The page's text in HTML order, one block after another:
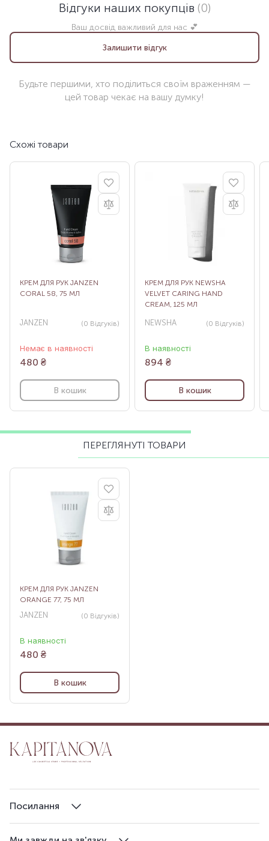
Відгуки наших покупців (0)
Ваш досвід важливий для нас 💕
Залишити відгук
Будьте першими, хто поділиться своїм враженням —
цей товар чекає на вашу думку!
Схожі товари
КРЕМ ДЛЯ РУК JANZEN
CORAL 58, 75 МЛ
JANZEN (0 Відгуків)
Немає в наявності
480 ₴
В кошик
КРЕМ ДЛЯ РУК NEWSHA
VELVET CARING HAND
CREAM, 125 МЛ
NEWSHA (0 Відгуків)
В наявності
894 ₴
В кошик
ПЕРЕГЛЯНУТІ ТОВАРИ
КРЕМ ДЛЯ РУК JANZEN
ORANGE 77, 75 МЛ
JANZEN (0 Відгуків)
В наявності
480 ₴
В кошик
Посилання